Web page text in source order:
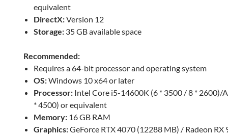
equivalent
DirectX:Version 12
Storage: 35 GB available space
Recommended:
Requires a 64-bit processor and operating system
OS:Windows 10 x64 or later
Processor: Intel Core i5-14600K (6 * 3500 / 8 * 2600)/
* 4500) or equivalent
Memory: 16 GB RAM
Graphics:GeForce RTX 4070 (12288 MB) / Radeon